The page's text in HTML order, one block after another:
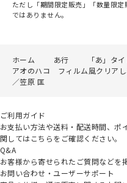
ただし「期間限定販売」「数量限
ではありません。
ホーム あ行 「あ」タ
アオのハコ フィルム風クリア
／笠原 匡
ご利用ガイド
お支払い方法や送料・配送時間、ポ
関してはこちらをご確認ください。
Q&A
お客様から寄せられたご質問などを
お問い合わせ・ユーザーサポート